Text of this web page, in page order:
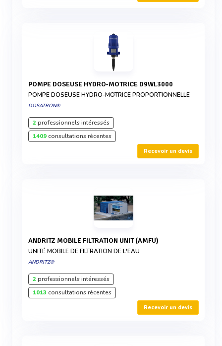
POMPE DOSEUSE HYDRO-MOTRICE D9WL3000
POMPE DOSEUSE HYDRO-MOTRICE PROPORTIONNELLE
DOSATRON®
2professionnels intéressés
1409consultations récentes
Recevoir un devis
ANDRITZ MOBILE FILTRATION UNIT (AMFU)
UNITÉ MOBILE DE FILTRATION DE L'EAU
ANDRITZ®
2professionnels intéressés
1013 consultations récentes
Recevoir un devis